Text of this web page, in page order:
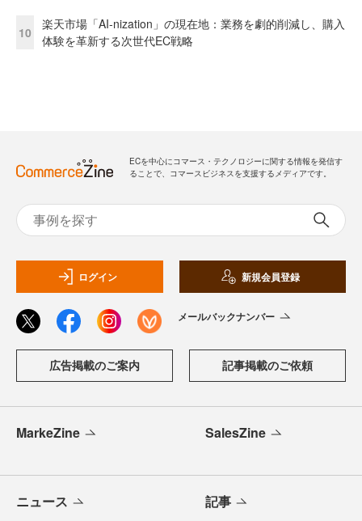
10
楽天市場「AI-nization」の現在地：業務を劇的削減し、購入
体験を革新する次世代EC戦略
ECを中心にコマース・テクノロジーに関する情報を発信す
ることで、コマースビジネスを支援するメディアです。
ログイン 新規会員登録
メールバックナンバー
広告掲載のご案内 記事掲載のご依頼
MarkeZine SalesZine
ニュース 記事